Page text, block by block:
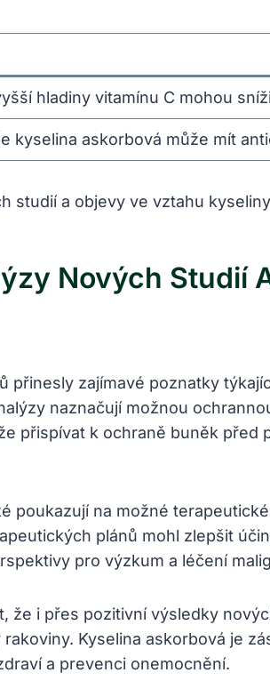
hladiny vitamínu C mohou
kyselina askorbová může mít
Nových Studií
přinesly zajímavé poznatky
naznačují možnou
přispívat k ochraně buněk
poukazují na možné
plánů mohl zlepšit
pro výzkum a léčení
že i přes pozitivní výsledky
Kyselina askorbová je
a prevenci onemocnění.